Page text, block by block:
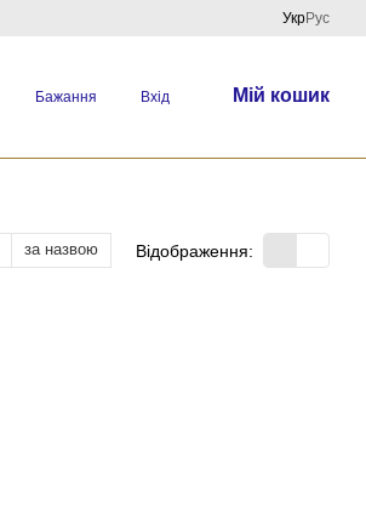
УкрРус
Бажання Вхід Мій кошик
за назвою Відображення: